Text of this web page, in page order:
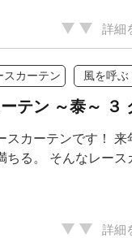
詳細
スカーテン 風を呼ぶ
テン ～泰～
スカーテンです！
ちる。 そんなレース
詳細